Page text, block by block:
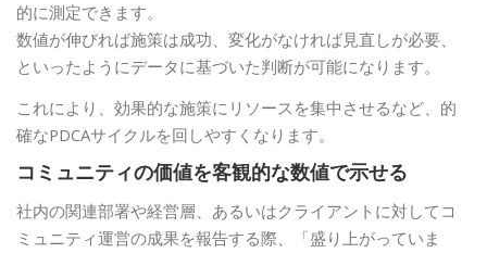
的に測定できます。
数値が伸びれば施策は成功、変化がなければ見直しが必要、
といったようにデータに基づいた判断が可能になります。
これにより、効果的な施策にリソースを集中させるなど、的
確なPDCAサイクルを回しやすくなります。
コミュニティの価値を客観的な数値で示せる
社内の関連部署や経営層、あるいはクライアントに対してコ
ミュニティ運営の成果を報告する際、「盛り上がっていま